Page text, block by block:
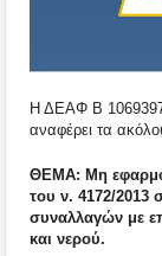
Η ΔΕΑΦ Β
αναφέρει τα
ΘΕΜΑ: Μη
του ν. 4172/2013
συναλλαγών με
και νερού.